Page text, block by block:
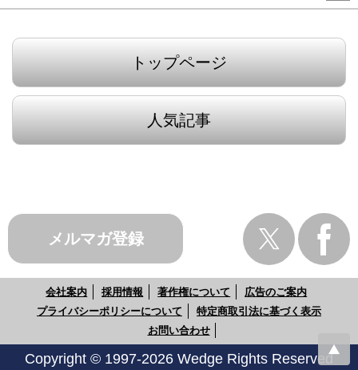
トップページ
人気記事
メルマガ登録
会社案内 採用情報 著作権について
広告のご案内
プライバシーポリシーについて
特定商取引法に基づく表示
お問い合わせ
Copyright © 1997-2026 Wedge Rights Reserved